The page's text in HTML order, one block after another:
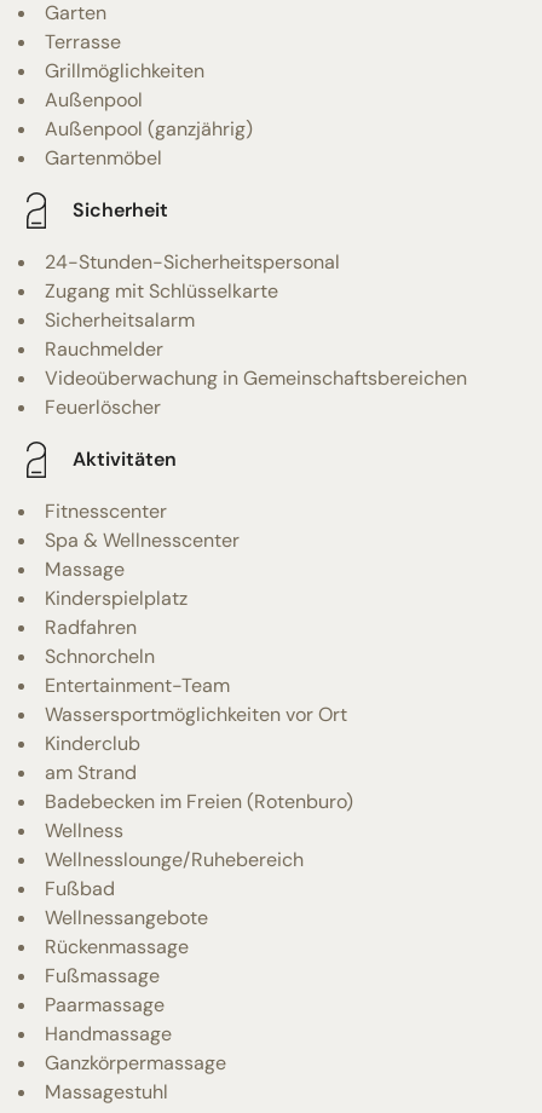
Garten
Terrasse
Grillmöglichkeiten
Außenpool
Außenpool (ganzjährig)
Gartenmöbel
Sicherheit
24-Stunden-Sicherheitspersonal
Zugang mit Schlüsselkarte
Sicherheitsalarm
Rauchmelder
Videoüberwachung in Gemeinschaftsbereichen
Feuerlöscher
Aktivitäten
Fitnesscenter
Spa & Wellnesscenter
Massage
Kinderspielplatz
Radfahren
Schnorcheln
Entertainment-Team
Wassersportmöglichkeiten vor Ort
Kinderclub
am Strand
Badebecken im Freien (Rotenburo)
Wellness
Wellnesslounge/Ruhebereich
Fußbad
Wellnessangebote
Rückenmassage
Fußmassage
Paarmassage
Handmassage
Ganzkörpermassage
Massagestuhl